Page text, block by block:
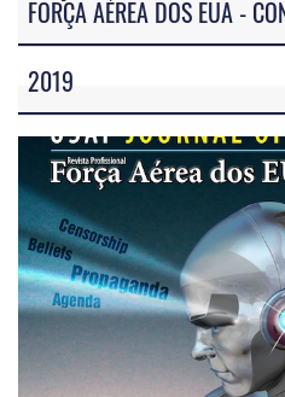
FORÇA AÉREA DOS EUA -
2019